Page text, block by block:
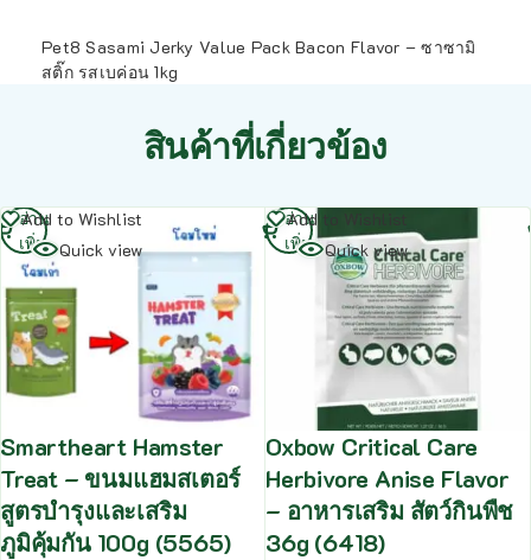
Pet8 Sasami Jerky Value Pack Bacon Flavor – ซาซามิ
สติ๊ก รสเบค่อน 1kg
สินค้าที่เกี่ยวข้อง
Add to Wishlist
Quick view
Smartheart Hamster
Treat – ขนมแฮมสเตอร์
สูตรบำรุงและเสริม
ภูมิคุ้มกัน 100g (5565)
อ่าน
เพิ่ม
Add to Wishlist
Quick view
Oxbow Critical Care
Herbivore Anise Flavor
– อาหารเสริม สัตว์กินพืช
36g (6418)
อ่าน
เพิ่ม